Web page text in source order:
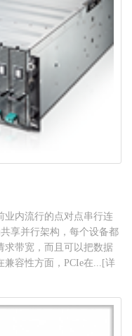
业内流行的点对点串行连
享并行架构，每个设备都
求带宽，而且可以把数据
兼容性方面，PCIe在...[详